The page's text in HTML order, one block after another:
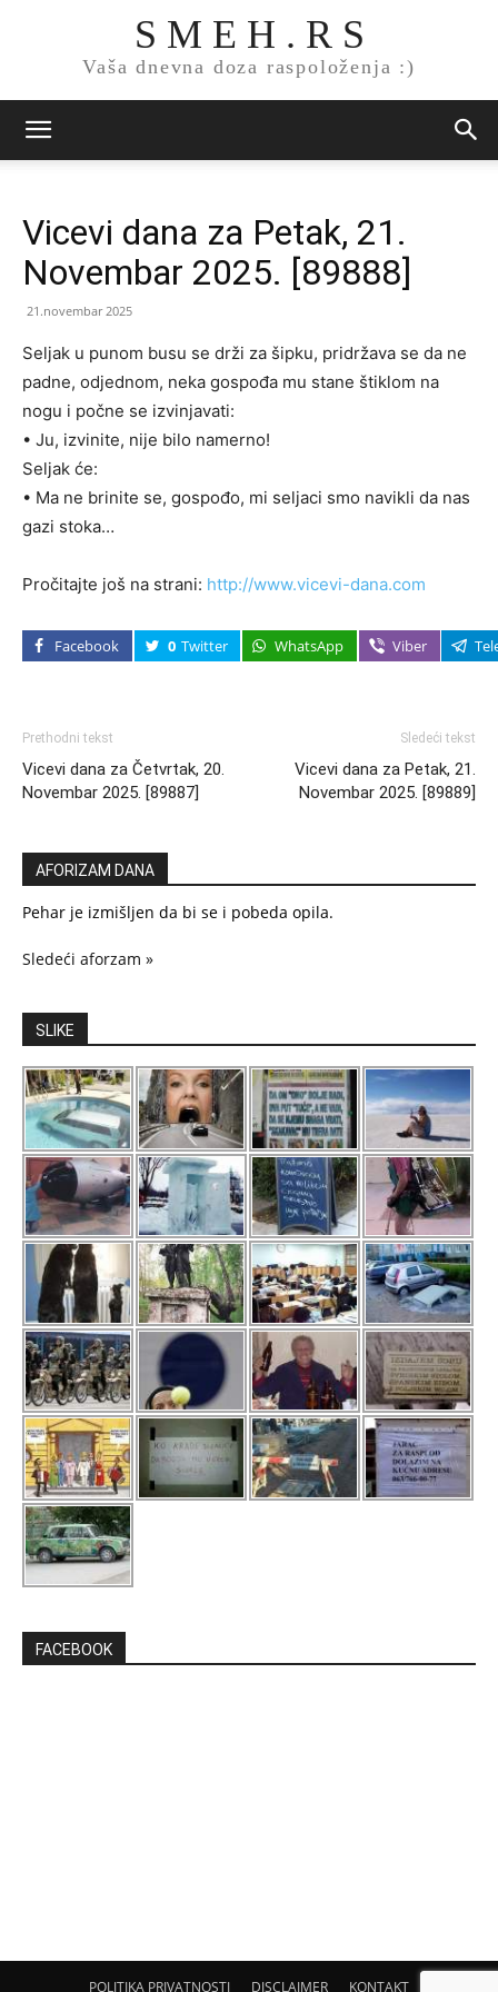
S M E H . R S
Vaša dnevna doza raspoloženja :)
Vicevi dana za Petak, 21.
Novembar 2025. [89888]
21.novembar 2025
Seljak u punom busu se drži za šipku, pridržava se da ne
padne, odjednom, neka gospođa mu stane štiklom na
nogu i počne se izvinjavati:
• Ju, izvinite, nije bilo namerno!
Seljak će:
• Ma ne brinite se, gospođo, mi seljaci smo navikli da nas
gazi stoka…
Pročitajte još na strani: http://www.vicevi-dana.com
Facebook 0 Twitter WhatsApp Viber
Prethodni tekst
Vicevi dana za Četvrtak, 20.
Novembar 2025. [89887]
Sledeći tekst
Vicevi dana za Petak, 21.
Novembar 2025. [89889]
AFORIZAM DANA
Pehar je izmišljen da bi se i pobeda opila.
Sledeći aforzam »
SLIKE
FACEBOOK
POLITIKA PRIVATNOSTI DISCLAIMER KONTAKT